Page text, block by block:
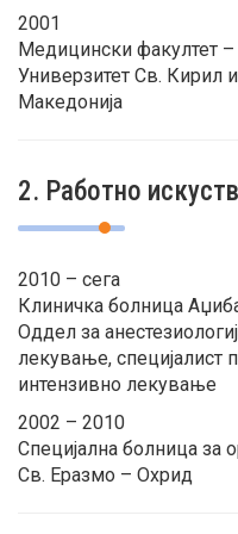
2001
Медицински факултет –
Универзитет Св. Кирил
Македонија
2. Работно
2010 – сега
Клиничка болница
Оддел за
лекување, специјалист
интензивно лекување
2002 – 2010
Специјална болница за
Св. Еразмо – Охрид